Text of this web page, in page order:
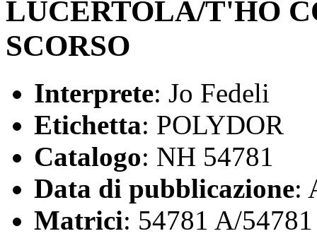
LUCERTOLA/T'HO
SCORSO
Interprete: Jo Fedeli
Etichetta: POLYDOR
Catalogo: NH 54781
Data di pubblicazione:
Matrici: 54781 A/